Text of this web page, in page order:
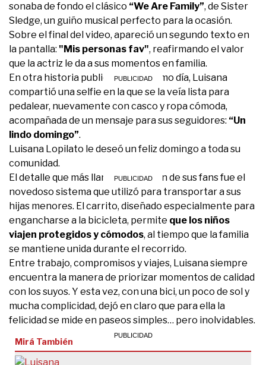
sonaba de fondo el clásico “We Are Family”, de Sister
Sledge, un guiño musical perfecto para la ocasión.
Sobre el final del video, apareció un segundo texto en
la pantalla: "Mis personas fav", reafirmando el valor
que la actriz le da a sus momentos en familia.
En otra historia publicada ese mismo día, Luisana
compartió una selfie en la que se la veía lista para
pedalear, nuevamente con casco y ropa cómoda,
acompañada de un mensaje para sus seguidores: “Un
lindo domingo”.
Luisana Lopilato le deseó un feliz domingo a toda su
comunidad.
El detalle que más llamó la atención de sus fans fue el
novedoso sistema que utilizó para transportar a sus
hijas menores. El carrito, diseñado especialmente para
engancharse a la bicicleta, permite que los niños
viajen protegidos y cómodos, al tiempo que la familia
se mantiene unida durante el recorrido.
Entre trabajo, compromisos y viajes, Luisana siempre
encuentra la manera de priorizar momentos de calidad
con los suyos. Y esta vez, con una bici, un poco de sol y
mucha complicidad, dejó en claro que para ella la
felicidad se mide en paseos simples… pero inolvidables.
Mirá También